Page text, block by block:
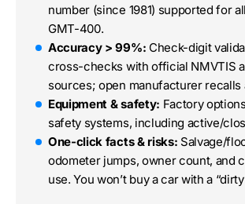
number (since 1981) supported for
GMT-400.
Accuracy > 99%: Check-digit
cross-checks with official NMVTIS
sources; open manufacturer recalls
Equipment & safety: Factory
safety systems, including active/
One-click facts & risks: Salvage/
odometer jumps, owner count, and
use. You won’t buy a car with a